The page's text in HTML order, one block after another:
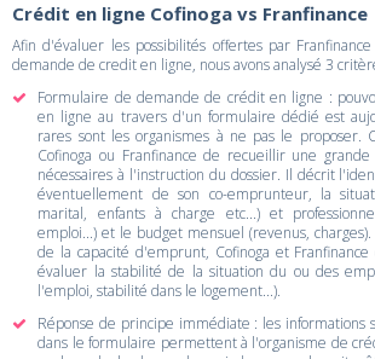
Crédit en ligne Cofinoga vs Franfinance
Afin d'évaluer les possibilités offertes par
demande de credit en ligne, nous avons analysé 3
Formulaire de demande de crédit en ligne :
en ligne au travers d'un formulaire dédié est
rares sont les organismes à ne pas le proposer.
Cofinoga ou Franfinance de recueillir une
nécessaires à l'instruction du dossier. Il décrit
éventuellement de son co-emprunteur, la
marital, enfants à charge etc...) et
emploi...) et le budget mensuel (revenus,
de la capacité d'emprunt, Cofinoga et
évaluer la stabilité de la situation du ou des
l'emploi, stabilité dans le logement...).
Réponse de principe immédiate : les informations
dans le formulaire permettent à l'organisme de